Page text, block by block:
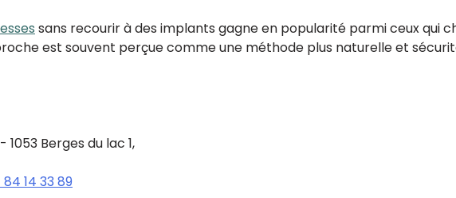
sans recourir à des implants gagne en popularité parmi ceux qui
est souvent perçue comme une méthode plus naturelle et
1053 Berges du lac 1,
14 33 89